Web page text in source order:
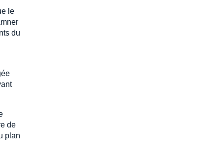
le
du
de
plan